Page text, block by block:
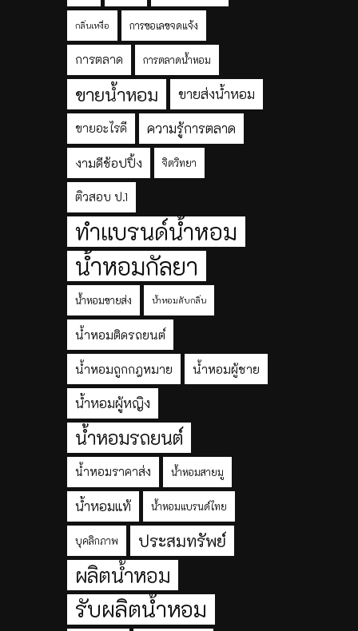
กลิ่นเหงื่อ การขอเลขจดแจ้ง
การตลาด การตลาดน้ำหอม
ขายน้ำหอม ขายส่งน้ำหอม
ขายอะไรดี ความรู้การตลาด
งามดีช้อปปิ้ง จิตวิทยา
ติวสอบ ป.1
ทำแบรนด์น้ำหอม
น้ำหอมกัลยา
น้ำหอมขายส่ง น้ำหอมดับกลิ่น
น้ำหอมติดรถยนต์
น้ำหอมถูกกฎหมาย น้ำหอมผู้ชาย
น้ำหอมผู้หญิง
น้ำหอมรถยนต์
น้ำหอมราคาส่ง น้ำหอมสายมู
น้ำหอมแท้ น้ำหอมแบรนด์ไทย
บุคลิกภาพ ประสมทรัพย์
ผลิตน้ำหอม
รับผลิตน้ำหอม